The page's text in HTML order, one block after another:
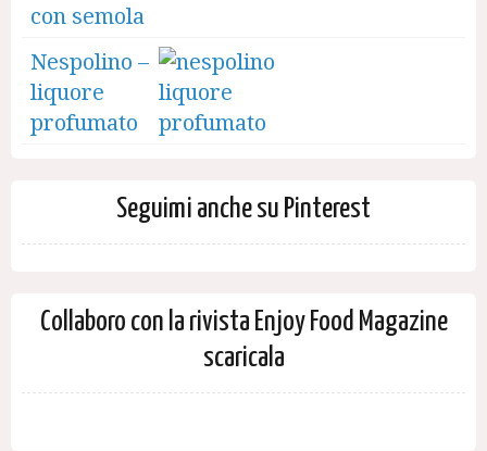
con semola
Nespolino –
liquore
profumato
Seguimi anche su Pinterest
Collaboro con la rivista Enjoy Food Magazine
scaricala